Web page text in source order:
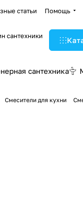
статьи Помощь
сантехники
сантехника
Смесители для кухни